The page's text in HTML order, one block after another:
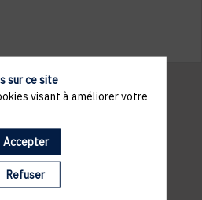
sur ce site
visant à améliorer votre
Accepter
Refuser